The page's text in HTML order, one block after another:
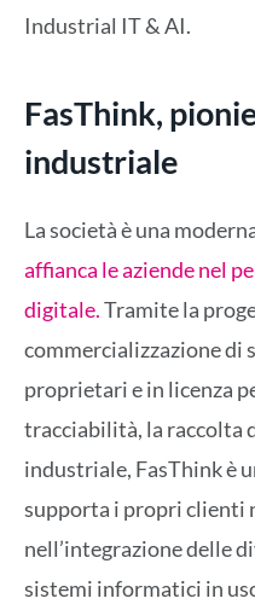
Industrial IT & AI.
FasThink,
industriale
La società è una
affianca le aziende nel
digitale.Tramite la
commercializzazione di
proprietari e in licenza
tracciabilità, la raccolta
industriale, FasThink è
supporta i propri clienti
nell’integrazione delle
sistemi informatici in